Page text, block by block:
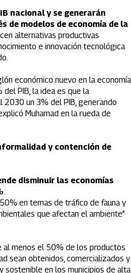
nacional y se generarán
de modelos de economía de la
alternativas productivas
e innovación tecnológica
económico nuevo en la economía
PIB, la idea es que la
2030 un 3% del PIB, generando
Muhamad en la rueda de
y contención de
disminuir las economías
.
en temas de tráfico de fauna y
que afectan el ambiente”
al menos el 50% de los productos
sean obtenidos, comercializados y
sostenible en los municipios de alta